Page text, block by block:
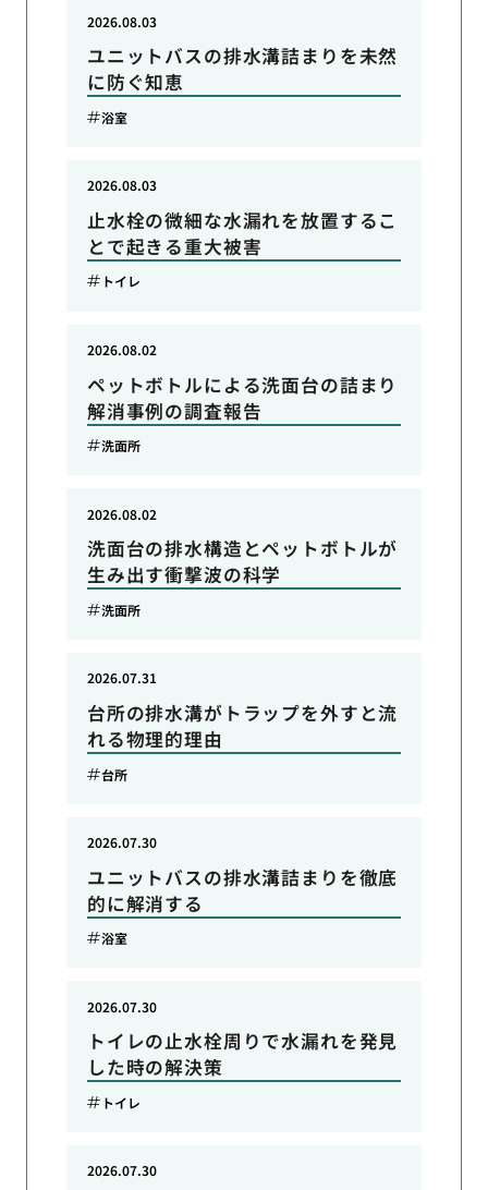
ユニットバスの排水溝詰まりを未然
に防ぐ知恵
2026.08.03
浴室
止水栓の微細な水漏れを放置するこ
とで起きる重大被害
2026.08.03
トイレ
ペットボトルによる洗面台の詰まり
解消事例の調査報告
2026.08.02
洗面所
洗面台の排水構造とペットボトルが
生み出す衝撃波の科学
2026.08.02
洗面所
台所の排水溝がトラップを外すと流
れる物理的理由
2026.07.31
台所
ユニットバスの排水溝詰まりを徹底
的に解消する
2026.07.30
浴室
トイレの止水栓周りで水漏れを発見
した時の解決策
2026.07.30
トイレ
2026.07.30